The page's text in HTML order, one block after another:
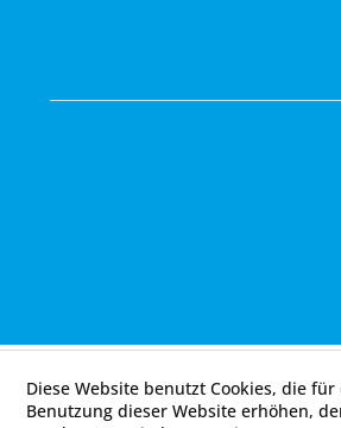
Diese Website benutzt Cookies, die
Benutzung dieser Website erhöhen,